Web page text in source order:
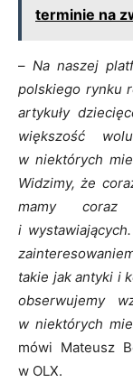
terminie na
– Na naszej
polskiego rynku
artykuły
większość
w niektórych
Widzimy, że
mamy coraz
i
takie jak antyki i
obserwujemy
w niektórych
mówi Mateusz
w OLX.